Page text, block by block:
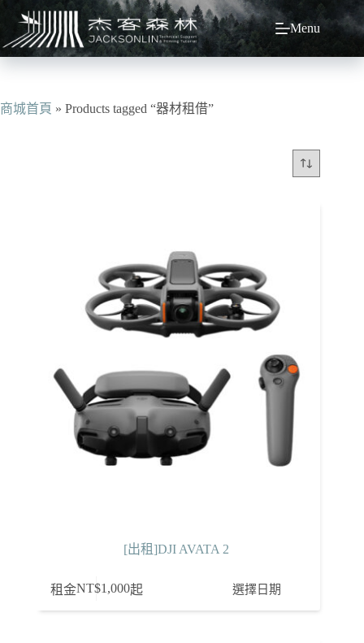
主
容
Menu
商城首頁 » Products tagged “器材租借”
[出租]DJI AVATA 2
租金NT$1,000起 選擇日期